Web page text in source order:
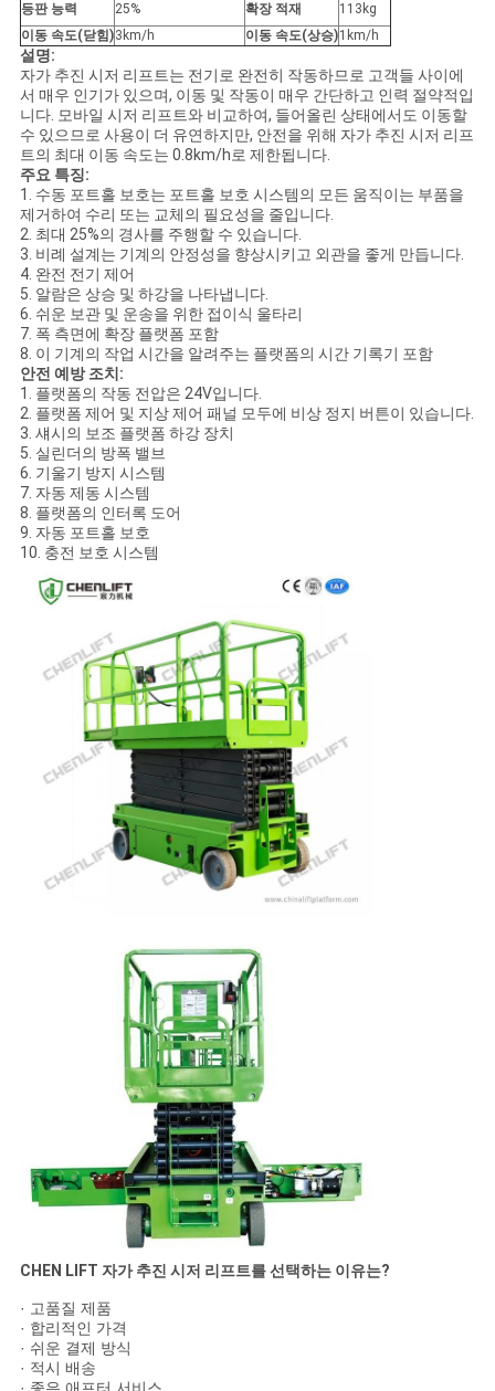
인
용
을
요
청
하
십
시
오
사
이
트
등판 능력
25% 확장 적재
113kg
이동 속도(닫힘)3km/h 이동 속도(상승)1km/h
설명:
자가 추진 시저 리프트는 전기로 완전히 작동하므로 고객들 사이에
서 매우 인기가 있으며, 이동 및 작동이 매우 간단하고 인력 절약적입
니다. 모바일 시저 리프트와 비교하여, 들어올린 상태에서도 이동할
수 있으므로 사용이 더 유연하지만, 안전을 위해 자가 추진 시저 리프
트의 최대 이동 속도는 0.8km/h로 제한됩니다.
주요 특징:
1. 수동 포트홀 보호는 포트홀 보호 시스템의 모든 움직이는 부품을
제거하여 수리 또는 교체의 필요성을 줄입니다.
2. 최대 25%의 경사를 주행할 수 있습니다.
3. 비례 설계는 기계의 안정성을 향상시키고 외관을 좋게 만듭니다.
4. 완전 전기 제어
5. 알람은 상승 및 하강을 나타냅니다.
6. 쉬운 보관 및 운송을 위한 접이식 울타리
7. 폭 측면에 확장 플랫폼 포함
8. 이 기계의 작업 시간을 알려주는 플랫폼의 시간 기록기 포함
안전 예방 조치:
1. 플랫폼의 작동 전압은 24V입니다.
2. 플랫폼 제어 및 지상 제어 패널 모두에 비상 정지 버튼이 있습니다.
3. 섀시의 보조 플랫폼 하강 장치
5. 실린더의 방폭 밸브
6. 기울기 방지 시스템
7. 자동 제동 시스템
8. 플랫폼의 인터록 도어
9. 자동 포트홀 보호
10. 충전 보호 시스템
CHEN LIFT 자가 추진 시저 리프트를 선택하는 이유는?
· 고품질 제품
· 합리적인 가격
· 쉬운 결제 방식
· 적시 배송